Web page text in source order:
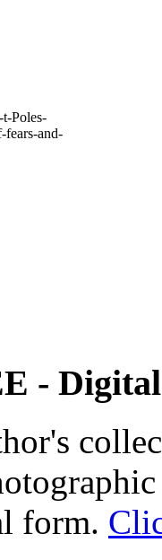
Poles-
fears-and-
-
form.